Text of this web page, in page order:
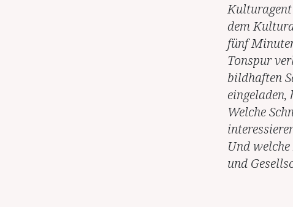
dem
fünf
Tonspur
bildhaften
Welche
Und
und